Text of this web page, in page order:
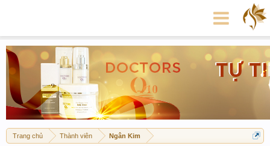
Trang chủ Thành viên Ngân Kim